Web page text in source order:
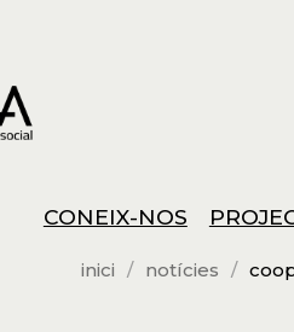
CONEIX-NOS
inici notícies